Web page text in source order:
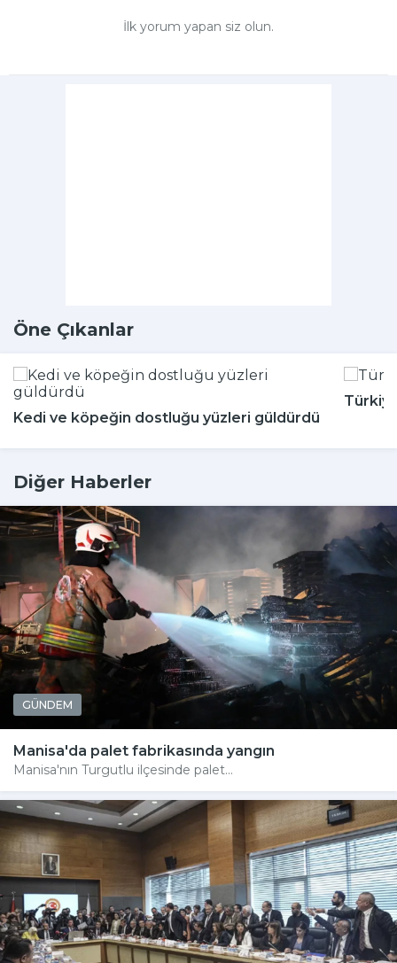
İlk yorum yapan siz olun.
Öne Çıkanlar
Kedi ve köpeğin dostluğu yüzleri güldürdü
Diğer Haberler
GÜNDEM
Manisa'da palet fabrikasında yangın
Manisa'nın Turgutlu ilçesinde palet...